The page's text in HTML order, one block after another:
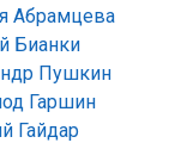
Абрамцева
Бианки
Пушкин
Гаршин
Гайдар